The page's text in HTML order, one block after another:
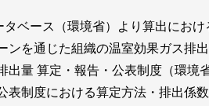
タベース（環境省）より算出にお
ンを通じた組織の温室効果ガス排
出量 算定・報告・公表制度（環境
表制度における算定方法・排出係